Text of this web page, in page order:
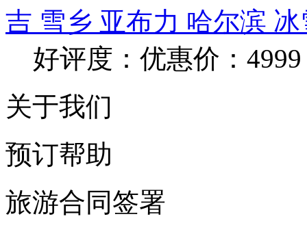
吉 雪乡 亚布力 哈尔滨
好评度： 优惠价：4999
关于我们
预订帮助
旅游合同签署